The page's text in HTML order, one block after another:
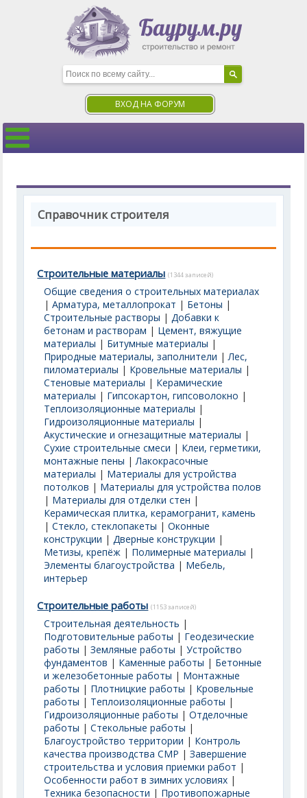
ВХОД НА ФОРУМ
Справочник строителя
Строительные материалы (1344 записей)
Общие сведения о строительных материалах
|Арматура, металлопрокат | Бетоны |
Строительные растворы |Добавки к
бетонам и растворам | Цемент, вяжущие
материалы | Битумные материалы |
Природные материалы, заполнители |Лес,
пиломатериалы | Кровельные материалы |
Стеновые материалы | Керамические
материалы | Гипсокартон, гипсоволокно |
Теплоизоляционные материалы |
Гидроизоляционные материалы |
Акустические и огнезащитные материалы |
Сухие строительные смеси | Клеи, герметики,
монтажные пены |Лакокрасочные
материалы | Материалы для устройства
потолков | Материалы для устройства полов
| Материалы для отделки стен |
Керамическая плитка, керамогранит, камень
|Стекло, стеклопакеты |Оконные
конструкции |Дверные конструкции |
Метизы, крепёж | Полимерные материалы |
Элементы благоустройства | Мебель,
интерьер
Строительные работы (1153 записей)
Строительная деятельность |
Подготовительные работы | Геодезические
работы |Земляные работы |Устройство
фундаментов | Каменные работы | Бетонные
и железобетонные работы | Монтажные
работы | Плотницкие работы | Кровельные
работы | Теплоизоляционные работы |
Гидроизоляционные работы |Отделочные
работы |Стекольные работы |
Благоустройство территории | Контроль
качества производства СМР |Завершение
строительства и условия приемки работ |
Особенности работ в зимних условиях |
Техника безопасности | Противопожарные